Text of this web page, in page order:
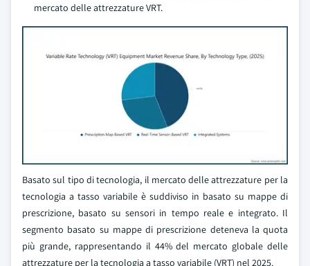
mercato delle attrezzature VRT.
Basato sul tipo di tecnologia, il mercato delle attrezzature per la
tecnologia a tasso variabile è suddiviso in basato su mappe di
prescrizione, basato su sensori in tempo reale e integrato. Il
segmento basato su mappe di prescrizione deteneva la quota
più grande, rappresentando il 44% del mercato globale delle
attrezzature per la tecnologia a tasso variabile (VRT) nel 2025.